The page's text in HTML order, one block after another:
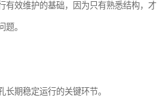
有效维护的基础，因为只有熟悉结构，才
题。
长期稳定运行的关键环节。